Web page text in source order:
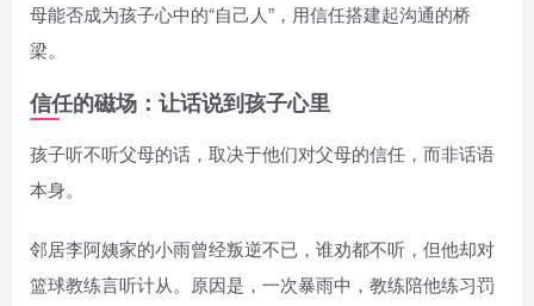
母能否成为孩子心中的“自己人”，用信任搭建起沟通的桥
梁。
信任的磁场：让话说到孩子心里
孩子听不听父母的话，取决于他们对父母的信任，而非话语
本身。
邻居李阿姨家的小雨曾经叛逆不已，谁劝都不听，但他却对
篮球教练言听计从。原因是，一次暴雨中，教练陪他练习罚